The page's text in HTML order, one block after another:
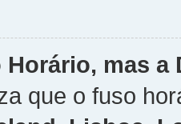
mas a
que o fuso